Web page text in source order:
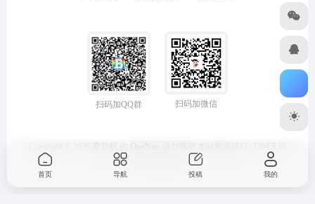
扫码加QQ群 扫码加微信
首页 导航 投稿 我的